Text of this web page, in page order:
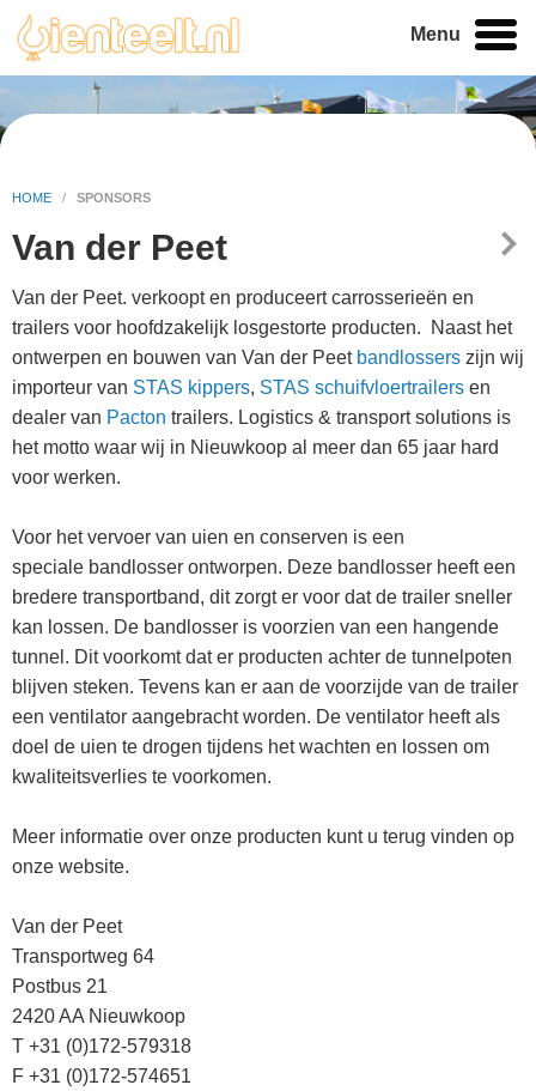
Menu
HOME / SPONSORS
Van der Peet
Van der Peet. verkoopt en produceert carrosserieën en
trailers voor hoofdzakelijk losgestorte producten. Naast het
ontwerpen en bouwen van Van der Peet bandlossers zijn wij
importeur van STAS kippers, STAS schuifvloertrailers en
dealer van Pacton trailers. Logistics & transport solutions is
het motto waar wij in Nieuwkoop al meer dan 65 jaar hard
voor werken.
Voor het vervoer van uien en conserven is een
speciale bandlosser ontworpen. Deze bandlosser heeft een
bredere transportband, dit zorgt er voor dat de trailer sneller
kan lossen. De bandlosser is voorzien van een hangende
tunnel. Dit voorkomt dat er producten achter de tunnelpoten
blijven steken. Tevens kan er aan de voorzijde van de trailer
een ventilator aangebracht worden. De ventilator heeft als
doel de uien te drogen tijdens het wachten en lossen om
kwaliteitsverlies te voorkomen.
Meer informatie over onze producten kunt u terug vinden op
onze website.
Van der Peet
Transportweg 64
Postbus 21
2420 AA Nieuwkoop
T +31 (0)172-579318
F +31 (0)172-574651